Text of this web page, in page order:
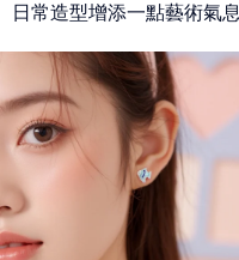
日常造型增添一點藝術氣息